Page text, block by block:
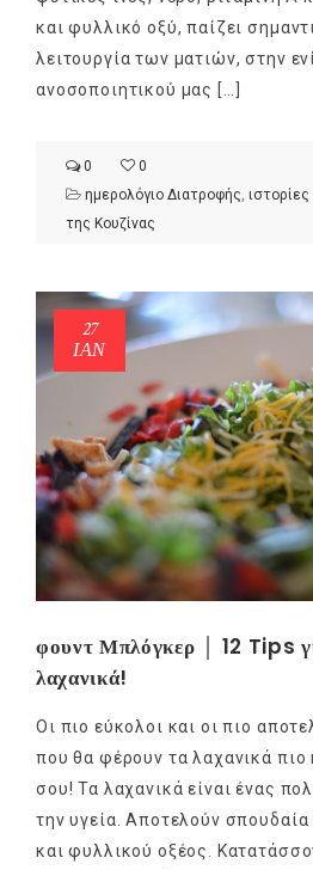
και φυλλικό οξύ, παίζει
λειτουργία των ματιών, στην
ανοσοποιητικού μας […]
0
0
ημερολόγιο Διατροφής, ιστορίες
της Κουζίνας
27
ΙΑΝ
φουντ Μπλόγκερ │ 12 Tips
λαχανικά!
Οι πιο εύκολοι και οι πιο
που θα φέρουν τα λαχανικά πιο
σου! Τα λαχανικά είναι ένας
την υγεία. Αποτελούν
και φυλλικού οξέος.